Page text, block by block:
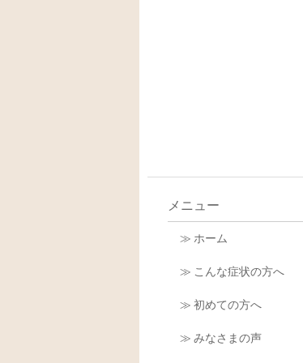
メニュー
≫ ホーム
≫ こんな症状の方へ
≫ 初めての方へ
≫ みなさまの声